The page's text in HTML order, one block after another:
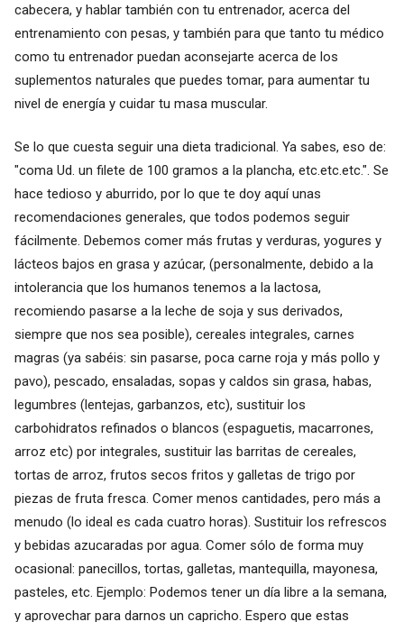
cabecera, y hablar también con tu entrenador, acerca del
entrenamiento con pesas, y también para que tanto tu médico
como tu entrenador puedan aconsejarte acerca de los
suplementos naturales que puedes tomar, para aumentar tu
nivel de energía y cuidar tu masa muscular.
Se lo que cuesta seguir una dieta tradicional. Ya sabes, eso de:
"coma Ud. un filete de 100 gramos a la plancha, etc.etc.etc.". Se
hace tedioso y aburrido, por lo que te doy aquí unas
recomendaciones generales, que todos podemos seguir
fácilmente. Debemos comer más frutas y verduras, yogures y
lácteos bajos en grasa y azúcar, (personalmente, debido a la
intolerancia que los humanos tenemos a la lactosa,
recomiendo pasarse a la leche de soja y sus derivados,
siempre que nos sea posible), cereales integrales, carnes
magras (ya sabéis: sin pasarse, poca carne roja y más pollo y
pavo), pescado, ensaladas, sopas y caldos sin grasa, habas,
legumbres (lentejas, garbanzos, etc), sustituir los
carbohidratos refinados o blancos (espaguetis, macarrones,
arroz etc) por integrales, sustituir las barritas de cereales,
tortas de arroz, frutos secos fritos y galletas de trigo por
piezas de fruta fresca. Comer menos cantidades, pero más a
menudo (lo ideal es cada cuatro horas). Sustituir los refrescos
y bebidas azucaradas por agua. Comer sólo de forma muy
ocasional: panecillos, tortas, galletas, mantequilla, mayonesa,
pasteles, etc. Ejemplo: Podemos tener un día libre a la semana,
y aprovechar para darnos un capricho. Espero que estas